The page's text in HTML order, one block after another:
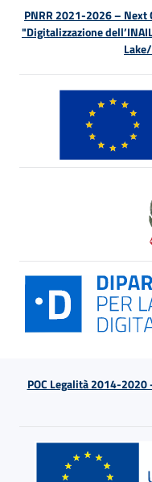
PNRR 2021-2026 – Next
"Digitalizzazione
POC Legalità 2014-